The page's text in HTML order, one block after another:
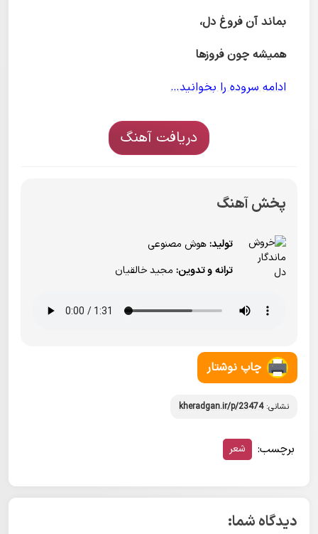
بماند آن فروغ دل،
همیشه چون فروزها
ادامه سروده را بخوانید…
دریافت آهنگ
پخش آهنگ
تولید:هوش مصنوعی
ترانه و تدوین: مجید خالقیان
چاپ نوشتار
نشانی:kheradgan.ir/p/23474
برچسب: شعر
دیدگاه شما: